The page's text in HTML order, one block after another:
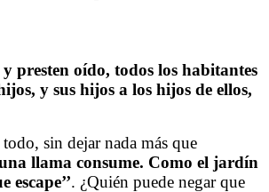
y presten oído, todos los habitantes
y sus hijos a los hijos de ellos,
sin dejar nada más que
llama consume. Como el jardín
. ¿Quién puede negar que